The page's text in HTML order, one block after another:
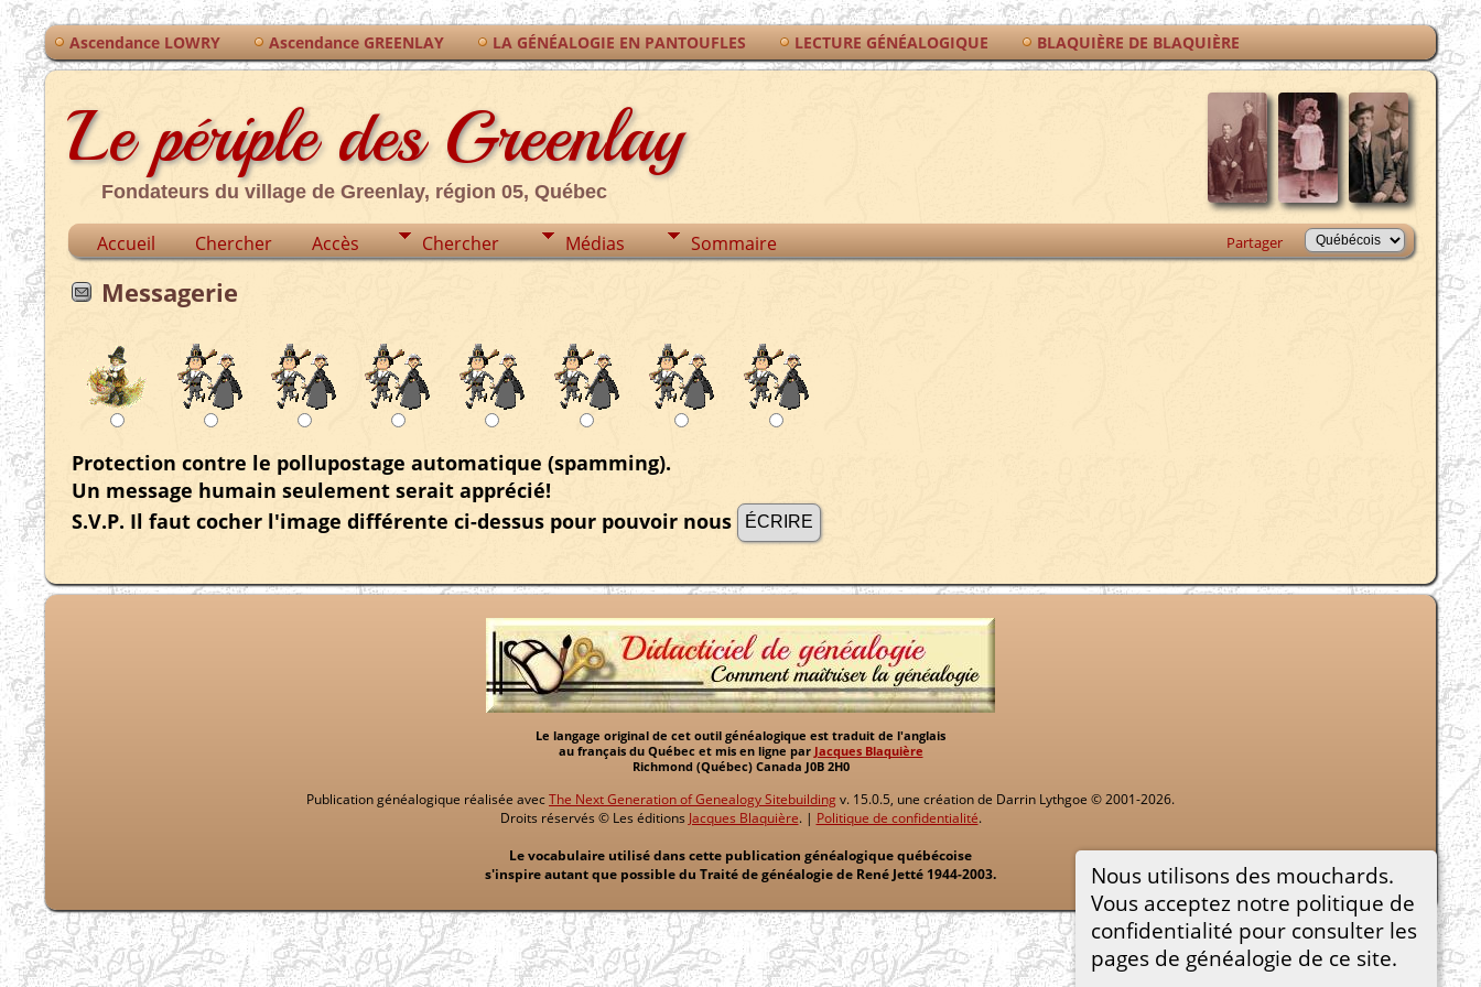
Ascendance LOWRY Ascendance GREENLAY LA GÉNÉALOGIE EN PANTOUFLES LECTURE GÉNÉALOGIQUE BLAQUIÈRE DE BLAQUIÈRE
Le périple des Greenlay
Fondateurs du village de Greenlay, région 05, Québec
Accueil Chercher Accès Chercher Médias Sommaire Partager
Nous utilisons des mouchards.
Vous acceptez notre politique de
confidentialité pour consulter les
pages de généalogie de ce site.
Messagerie
Protection contre le pollupostage automatique (spamming).
Un message humain seulement serait apprécié!
S.V.P. Il faut cocher l'image différente ci-dessus pour pouvoir nous
Le langage original de cet outil généalogique est traduit de l'anglais
au français du Québec et mis en ligne par Jacques Blaquière
Richmond (Québec) Canada J0B 2H0
Publication généalogique réalisée avecThe Next Generation of Genealogy Sitebuildingv. 15.0.5, une création de Darrin Lythgoe © 2001-2026.
Droits réservés © Les éditions Jacques Blaquière. | Politique de confidentialité.
Le vocabulaire utilisé dans cette publication généalogique québécoise
s'inspire autant que possible du Traité de généalogie de René Jetté 1944-2003.